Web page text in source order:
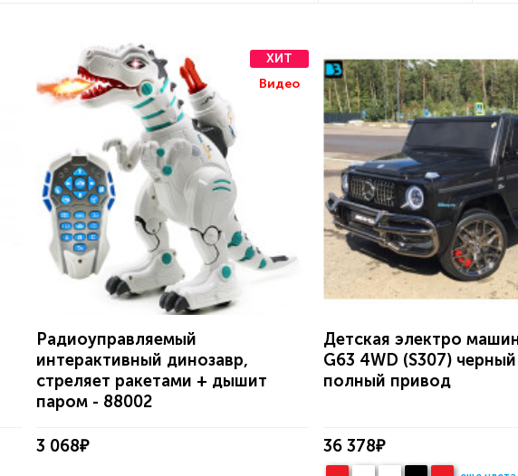
ХИТ
Видео
Радиоуправляемый
интерактивный динозавр,
стреляет ракетами + дышит
паром - 88002
3 068₽
Детская электро
G63 4WD (S307)
полный привод
36 378₽